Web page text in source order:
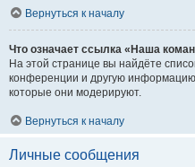
Вернуться к началу
Что означает ссылка «Наша
На этой странице вы найдёте
конференции и другую
которые они модерируют.
Вернуться к началу
Личные сообщения